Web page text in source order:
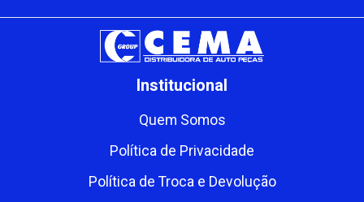
Institucional
Quem Somos
Política de Privacidade
Política de Troca e Devolução